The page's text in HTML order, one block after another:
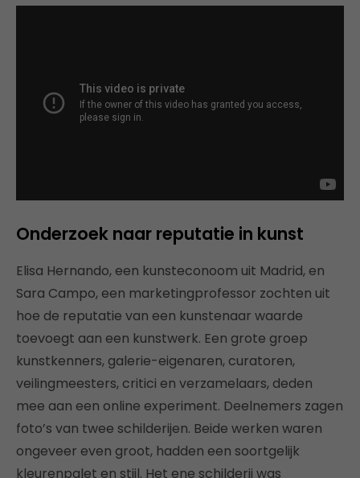
Onderzoek naar reputatie in kunst
Elisa Hernando, een kunsteconoom uit Madrid, en
Sara Campo, een marketingprofessor zochten uit
hoe de reputatie van een kunstenaar waarde
toevoegt aan een kunstwerk. Een grote groep
kunstkenners, galerie-eigenaren, curatoren,
veilingmeesters, critici en verzamelaars, deden
mee aan een online experiment. Deelnemers zagen
foto’s van twee schilderijen. Beide werken waren
ongeveer even groot, hadden een soortgelijk
kleurenpalet en stijl. Het ene schilderij was